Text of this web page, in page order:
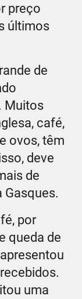
preço
últimos
de
Muitos
café,
ovos, têm
deve
de
Gasques.
por
queda de
uma